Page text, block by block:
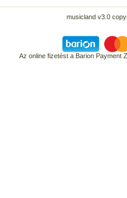
musicland v3.0
Az online fizetést a Barion Payment